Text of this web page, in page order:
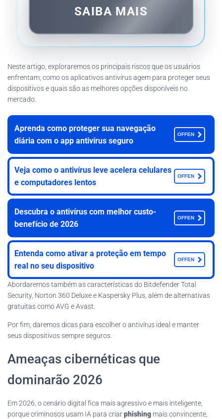
SAIBA MAIS
Neste artigo, exploraremos os principais riscos que os usuários
enfrentam, como os aplicativos antivírus agem para proteger seus
dispositivos e quais são as melhores opções disponíveis no
mercado.
Aprenda como proteger sua navegação
diária com o app antivírus seguro
OFFEN
Veja como o antivírus leve acelera celulares
e computadores lentos
OFFEN
Descubra o antivírus com melhor custo-
benefício de 2026
OFFEN
Entenda como ativar a proteção em tempo
real no seu dispositivo
OFFEN
Abordaremos também as características do Bitdefender Total
Security, Norton 360 Deluxe e Kaspersky Plus, além de alternativas
gratuitas como AVG e Avast.
Por fim, daremos dicas para escolher o antivírus ideal e manter
seus dispositivos sempre seguros.
Ameaças cibernéticas que
dominarão 2026
Em 2026, o cenário digital fica mais agressivo e mais inteligente,
porque criminosos usam IA para criarphishing mais convincente,